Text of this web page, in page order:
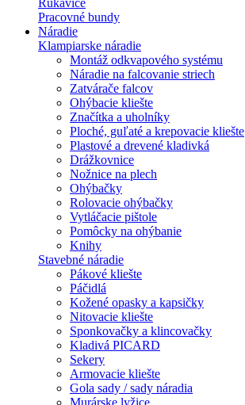
Rukavice
Pracovné bundy
Náradie
Klampiarske náradie
Montáž odkvapového systému
Náradie na falcovanie striech
Zatvárače falcov
Ohýbacie kliešte
Značítka a uholníky
Ploché, guľaté a krepovacie kliešte
Plastové a drevené kladivká
Drážkovnice
Nožnice na plech
Ohýbačky
Rolovacie ohýbačky
Vytláčacie pištole
Pomôcky na ohýbanie
Knihy
Stavebné náradie
Pákové kliešte
Páčidlá
Kožené opasky a kapsičky
Nitovacie kliešte
Sponkovačky a klincovačky
Kladivá PICARD
Sekery
Armovacie kliešte
Gola sady / sady náradia
Murárske lyžice